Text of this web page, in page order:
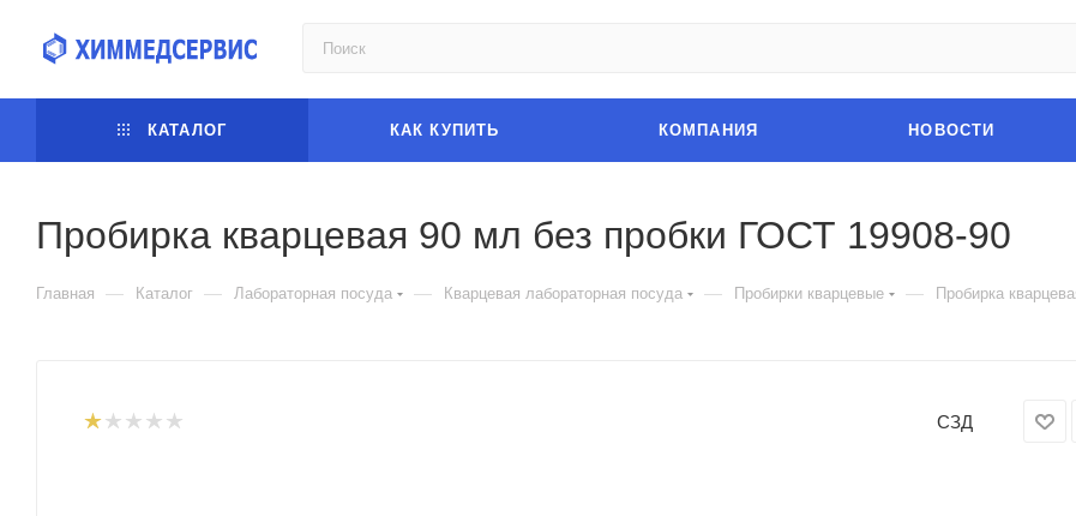
КАТАЛОГ КАК КУПИТЬ КОМПАНИЯ НОВОСТИ
Пробирка кварцевая 90 мл без пробки ГОСТ 19908-90
Главная — Каталог — Лабораторная посуда — Кварцевая лабораторная посуда — Пробирки кварцевые — Пробирка
СЗД